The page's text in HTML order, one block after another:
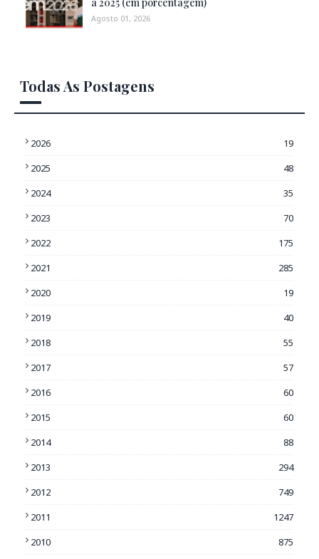
Agosto 01, 2026
Todas As Postagens
2026
19
2025
48
2024
35
2023
70
2022
175
2021
285
2020
19
2019
40
2018
55
2017
57
2016
60
2015
60
2014
88
2013
294
2012
749
2011
1247
2010
875